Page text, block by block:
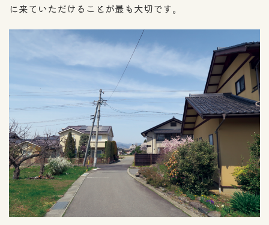
に来ていただけることが最も大切です。